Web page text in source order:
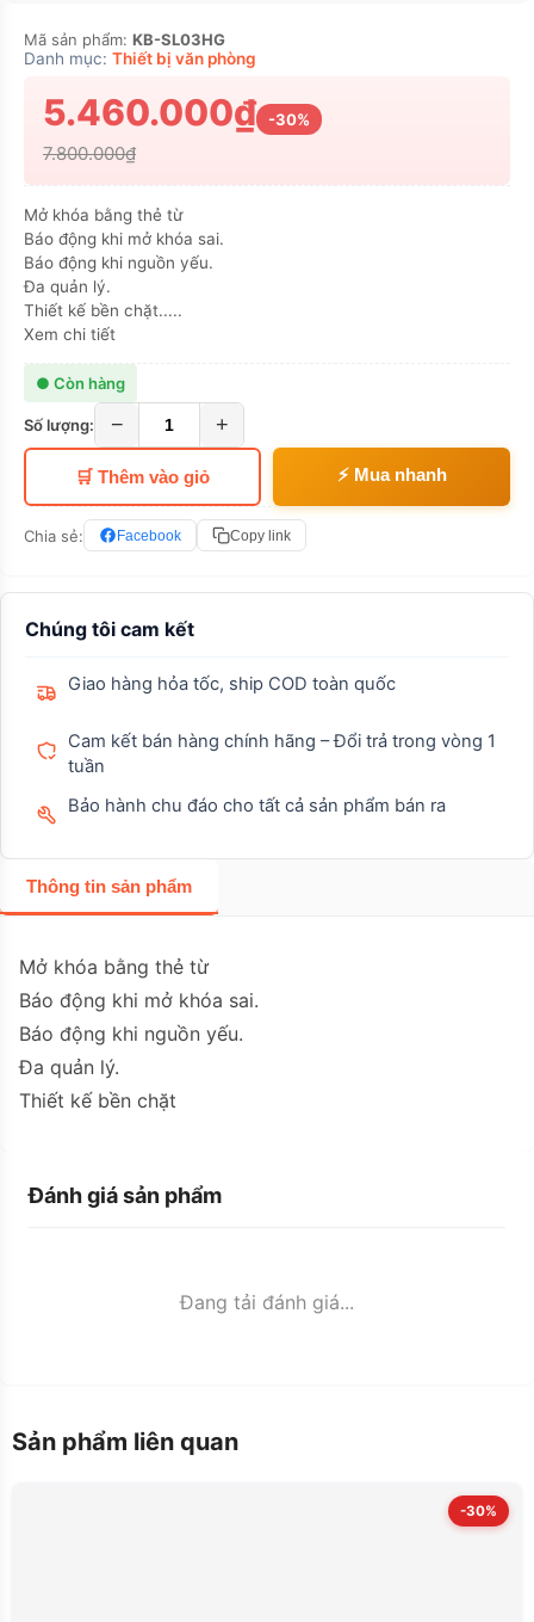
Chúng tôi cam kết
Giao hàng hỏa tốc, ship COD toàn quốc
Cam kết bán hàng chính hãng – Đổi trả trong vòng 1
tuần
Bảo hành chu đáo cho tất cả sản phẩm bán ra
Thông tin sản phẩm
Mở khóa bằng thẻ từ
Báo động khi mở khóa sai.
Báo động khi nguồn yếu.
Đa quản lý.
Thiết kế bền chặt
Đánh giá sản phẩm
Đang tải đánh giá...
Mã sản phẩm: KB-SL03HG
Danh mục: Thiết bị văn phòng
5.460.000₫ -30%
7.800.000₫
Mở khóa bằng thẻ từ
Báo động khi mở khóa sai.
Báo động khi nguồn yếu.
Đa quản lý.
Thiết kế bền chặt.....
Xem chi tiết
● Còn hàng
Số lượng: − +
🛒 Thêm vào giỏ ⚡ Mua nhanh
Chia sẻ: Facebook Copy link
Sản phẩm liên quan
-30%